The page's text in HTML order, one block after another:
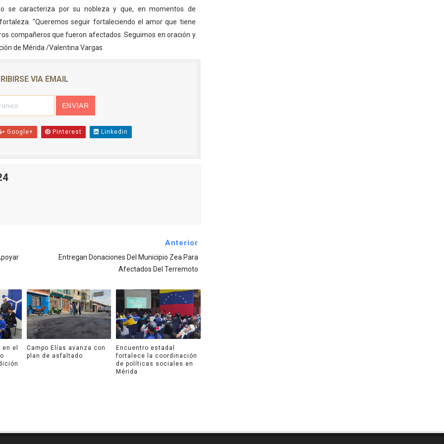
se caracteriza por su nobleza y que, en momentos de
"Queremos seguir fortaleciendo el amor que tiene
compañeros que fueron afectados. Seguimos en oración y
de Mérida /Valentina Vargas
VIA EMAIL
Google+ Pinterest Linkedin
Anterior
Entregan Donaciones Del Municipio Zea Para
Afectados Del Terremoto
el
Campo Elías avanza con
plan de asfaltado
Encuentro estadal
fortalece la coordinación
de políticas sociales en
Mérida